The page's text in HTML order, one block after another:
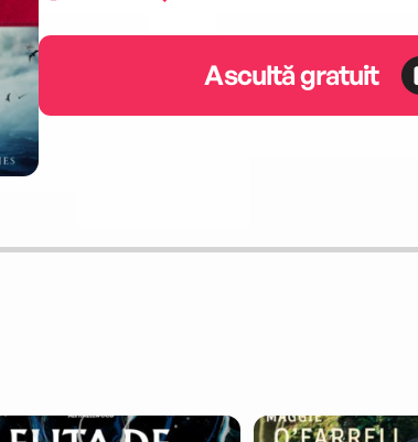
Ascultă gratuit